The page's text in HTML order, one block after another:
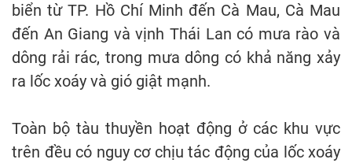
biển từ TP. Hồ Chí Minh đến Cà Mau, Cà Mau
đến An Giang và vịnh Thái Lan có mưa rào và
dông rải rác, trong mưa dông có khả năng xảy
ra lốc xoáy và gió giật mạnh.
Toàn bộ tàu thuyền hoạt động ở các khu vực
trên đều có nguy cơ chịu tác động của lốc xoáy